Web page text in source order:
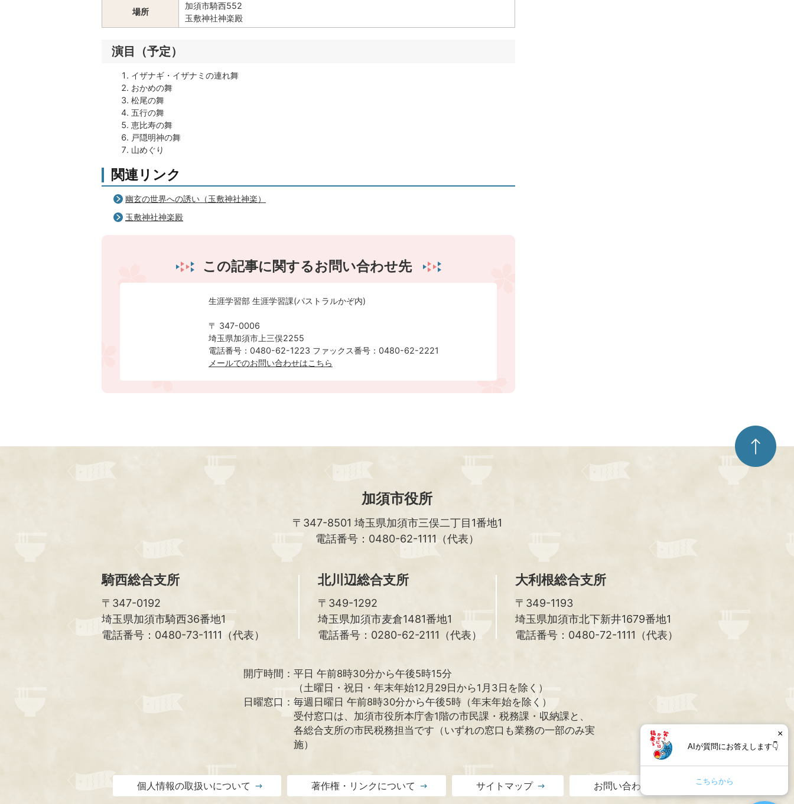
場所
加須市騎西552
玉敷神社神楽殿
演目（予定）
イザナギ・イザナミの連れ舞
おかめの舞
松尾の舞
五行の舞
恵比寿の舞
戸隠明神の舞
山めぐり
関連リンク
幽玄の世界への誘い（玉敷神社神楽）
玉敷神社神楽殿
この記事に関するお問い合わせ先
生涯学習部 生涯学習課(パストラルかぞ内)
〒 347-0006
埼玉県加須市上三俣2255
電話番号：0480-62-1223 ファックス番号：0480-62-2221
メールでのお問い合わせはこちら
ペ
ー
ジ
加須市役所
〒347-8501 埼玉県加須市三俣二丁目1番地1
電話番号：0480-62-1111（代表）
騎西総合支所
〒347-0192
埼玉県加須市騎西36番地1
電話番号：0480-73-1111（代表）
北川辺総合支所
〒349-1292
埼玉県加須市麦倉1481番地1
電話番号：0280-62-2111（代表）
大利根総合支所
〒349-1193
埼玉県加須市北下新井1679番地1
電話番号：0480-72-1111（代表）
開庁時間： 平日 午前8時30分から午後5時15分
（土曜日・祝日・年末年始12月29日から1月3日を除く）
日曜窓口： 毎週日曜日 午前8時30分から午後5時（年末年始を除く）
受付窓口は、加須市役所本庁舎1階の市民課・税務課・収納課と、
各総合支所の市民税務担当です（いずれの窓口も業務の一部のみ実
施）
個人情報の取扱いについて 著作権・リンクについて サイトマップ お問い合わせ
AIが質問にお答えします👇
こちらから
×